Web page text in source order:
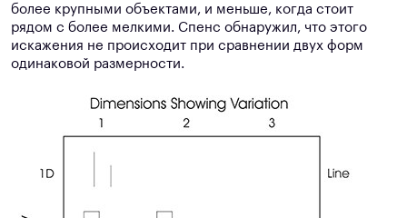
более крупными объектами, и меньше, когда стоит
рядом с более мелкими. Спенс обнаружил, что этого
искажения не происходит при сравнении двух форм
одинаковой размерности.